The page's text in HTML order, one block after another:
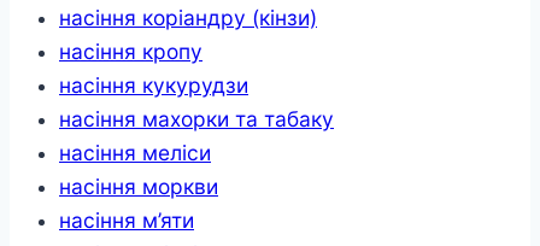
насіння коріандру (кінзи)
насіння кропу
насіння кукурудзи
насіння махорки та табаку
насіння меліси
насіння моркви
насіння м’яти